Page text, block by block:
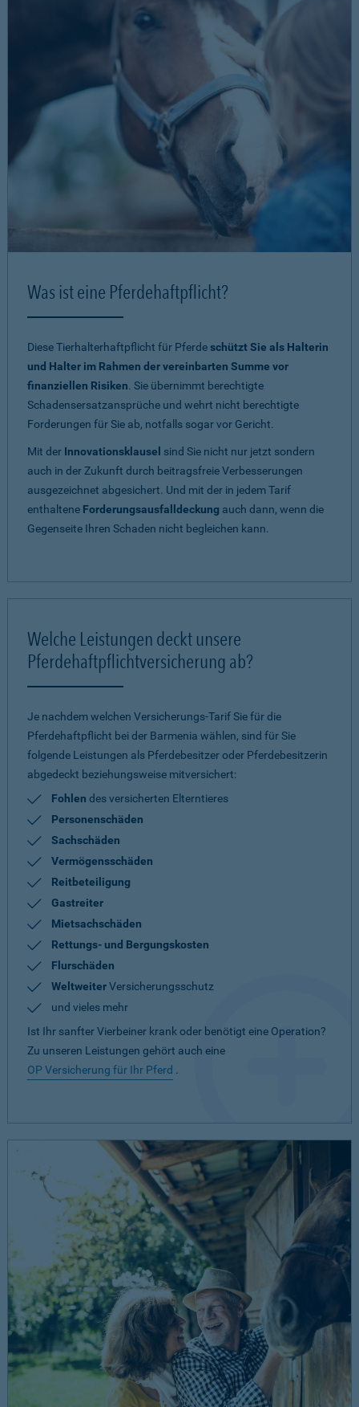
Was ist eine Pferdehaftpflicht?
Diese Tierhalterhaftpflicht für Pferdeschützt Sie als Halterin
und Halter im Rahmen der vereinbarten Summe vor
finanziellen Risiken. Sie übernimmt berechtigte
Schadensersatzansprüche und wehrt nicht berechtigte
Forderungen für Sie ab, notfalls sogar vor Gericht.
Mit der Innovationsklausel sind Sie nicht nur jetzt sondern
auch in der Zukunft durch beitragsfreie Verbesserungen
ausgezeichnet abgesichert. Und mit der in jedem Tarif
enthaltene Forderungsausfalldeckung auch dann, wenn die
Gegenseite Ihren Schaden nicht begleichen kann.
Welche Leistungen deckt unsere
Pferdehaftpflichtversicherung ab?
Je nachdem welchen Versicherungs-Tarif Sie für die
Pferdehaftpflicht bei der Barmenia wählen, sind für Sie
folgende Leistungen als Pferdebesitzer oder Pferdebesitzerin
abgedeckt beziehungsweise mitversichert:
Fohlen des versicherten Elterntieres
Personenschäden
Sachschäden
Vermögensschäden
Reitbeteiligung
Gastreiter
Mietsachschäden
Rettungs- und Bergungskosten
Flurschäden
WeltweiterVersicherungsschutz
und vieles mehr
Ist Ihr sanfter Vierbeiner krank oder benötigt eine Operation?
Zu unseren Leistungen gehört auch eine
OP Versicherung für Ihr Pferd .